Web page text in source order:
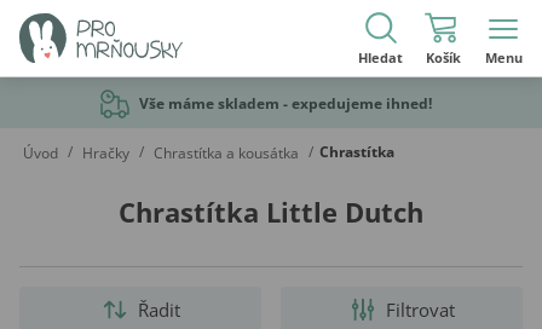
Hledat Košík Menu
Vše máme skladem - expedujeme ihned!
Úvod / Hračky / Chrastítka a kousátka / Chrastítka
Chrastítka Little Dutch
Filtrovat
Řadit